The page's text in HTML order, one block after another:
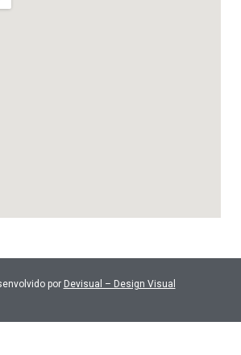
por Devisual – Design Visual